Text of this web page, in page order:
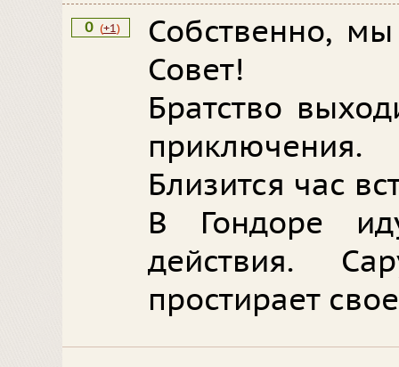
0 (+1)
Собственно,
Совет!
Братство
приключения.
Близится час
В Гондоре
действия.
простирает